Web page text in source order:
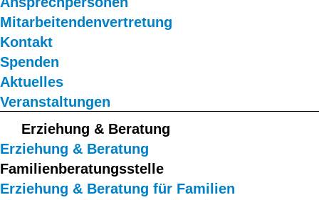
Mitarbeitendenvertretung
Kontakt
Spenden
Aktuelles
Veranstaltungen
Erziehung & Beratung
Erziehung & Beratung
Familienberatungsstelle
Erziehung & Beratung für Familien